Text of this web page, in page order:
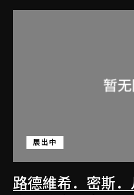
路德維希．密斯
展出中